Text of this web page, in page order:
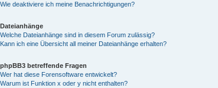
Wie deaktiviere ich meine Benachrichtigungen?
Dateianhänge
Welche Dateianhänge sind in diesem Forum zulässig?
Kann ich eine Übersicht all meiner Dateianhänge erhalten?
phpBB3 betreffende Fragen
Wer hat diese Forensoftware entwickelt?
Warum ist Funktion x oder y nicht enthalten?